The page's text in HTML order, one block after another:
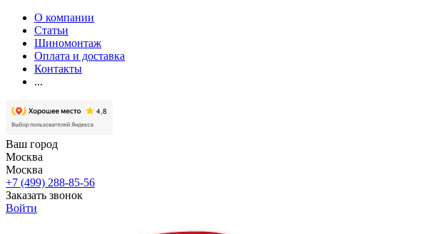
О компании
Статьи
Шиномонтаж
Оплата и доставка
Контакты
...
Ваш город
Москва
Москва
+7 (499) 288-85-56
Заказать звонок
Войти